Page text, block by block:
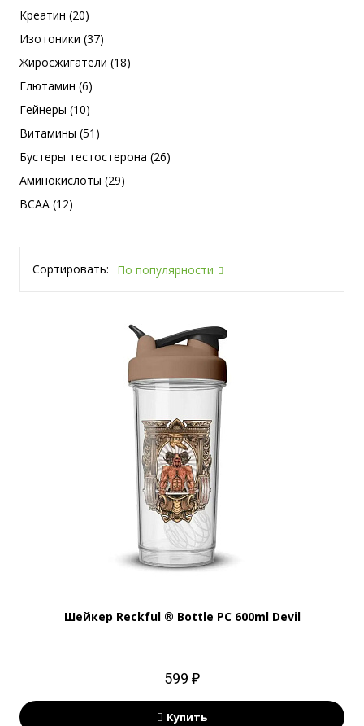
Креатин (20)
Изотоники (37)
Жиросжигатели (18)
Глютамин (6)
Гейнеры (10)
Витамины (51)
Бустеры тестостерона (26)
Аминокислоты (29)
BCAA (12)
Сортировать: По популярности
Шейкер Reckful ® Bottle PC 600ml Devil
599 ₽
Купить